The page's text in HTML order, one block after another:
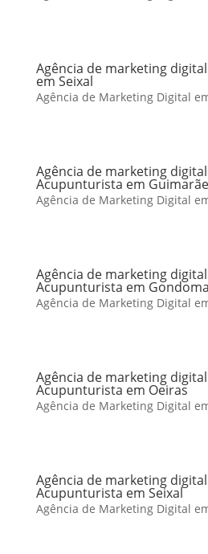
Agência de marketing
em Seixal
Agência de Marketing Digital
Agência de marketing
Acupunturista em
Agência de Marketing Digital
Agência de marketing
Acupunturista em
Agência de Marketing Digital
Agência de marketing
Acupunturista em Oeiras
Agência de Marketing Digital
Agência de marketing
Acupunturista em Seixal
Agência de Marketing Digital